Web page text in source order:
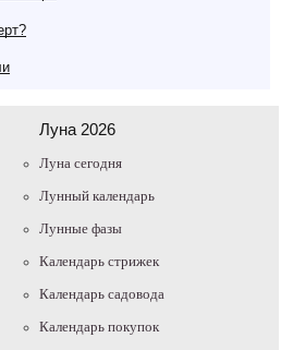
Луна 2026
Луна сегодня
Лунный календарь
Лунные фазы
Календарь стрижек
Календарь садовода
Календарь покупок